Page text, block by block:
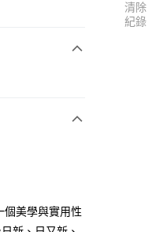
個美學與實用性
清除
紀錄